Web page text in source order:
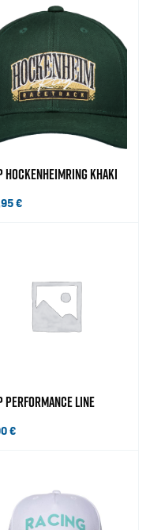
HOCKENHEIMRING KHAKI
€
PERFORMANCE LINE
€